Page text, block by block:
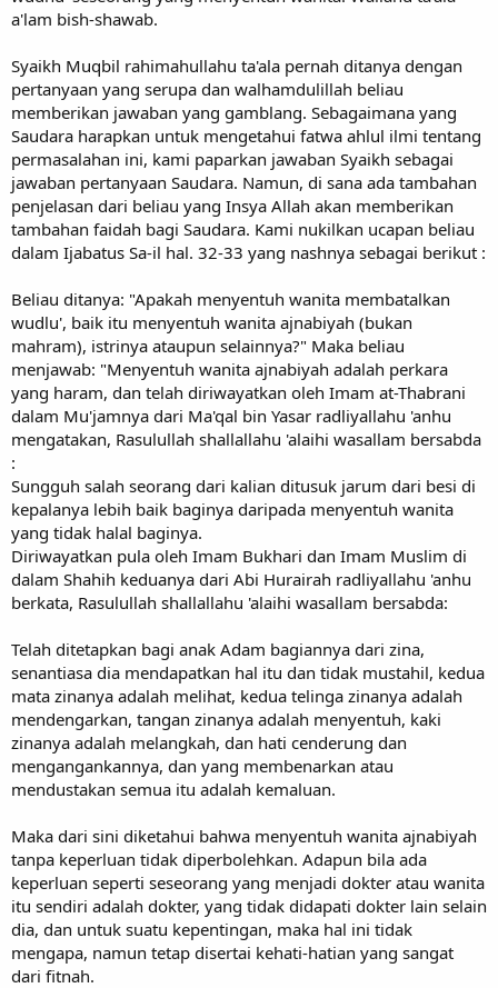
a'lam bish-shawab.
Syaikh Muqbil rahimahullahu ta'ala pernah ditanya dengan
pertanyaan yang serupa dan walhamdulillah beliau
memberikan jawaban yang gamblang. Sebagaimana yang
Saudara harapkan untuk mengetahui fatwa ahlul ilmi tentang
permasalahan ini, kami paparkan jawaban Syaikh sebagai
jawaban pertanyaan Saudara. Namun, di sana ada tambahan
penjelasan dari beliau yang Insya Allah akan memberikan
tambahan faidah bagi Saudara. Kami nukilkan ucapan beliau
dalam Ijabatus Sa-il hal. 32-33 yang nashnya sebagai berikut :
Beliau ditanya: "Apakah menyentuh wanita membatalkan
wudlu', baik itu menyentuh wanita ajnabiyah (bukan
mahram), istrinya ataupun selainnya?" Maka beliau
menjawab: "Menyentuh wanita ajnabiyah adalah perkara
yang haram, dan telah diriwayatkan oleh Imam at-Thabrani
dalam Mu'jamnya dari Ma'qal bin Yasar radliyallahu 'anhu
mengatakan, Rasulullah shallallahu 'alaihi wasallam bersabda
:
Sungguh salah seorang dari kalian ditusuk jarum dari besi di
kepalanya lebih baik baginya daripada menyentuh wanita
yang tidak halal baginya.
Diriwayatkan pula oleh Imam Bukhari dan Imam Muslim di
dalam Shahih keduanya dari Abi Hurairah radliyallahu 'anhu
berkata, Rasulullah shallallahu 'alaihi wasallam bersabda:
Telah ditetapkan bagi anak Adam bagiannya dari zina,
senantiasa dia mendapatkan hal itu dan tidak mustahil, kedua
mata zinanya adalah melihat, kedua telinga zinanya adalah
mendengarkan, tangan zinanya adalah menyentuh, kaki
zinanya adalah melangkah, dan hati cenderung dan
mengangankannya, dan yang membenarkan atau
mendustakan semua itu adalah kemaluan.
Maka dari sini diketahui bahwa menyentuh wanita ajnabiyah
tanpa keperluan tidak diperbolehkan. Adapun bila ada
keperluan seperti seseorang yang menjadi dokter atau wanita
itu sendiri adalah dokter, yang tidak didapati dokter lain selain
dia, dan untuk suatu kepentingan, maka hal ini tidak
mengapa, namun tetap disertai kehati-hatian yang sangat
dari fitnah.